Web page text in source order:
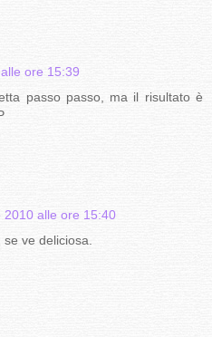
ore 15:39
passo passo, ma il risultato è
2010 alle ore 15:40
ve deliciosa.